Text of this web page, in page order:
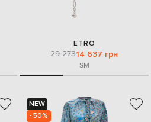
ETRO
29 27314 637 грн
SM
NEW
- 50%